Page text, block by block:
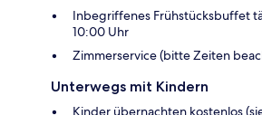
Inbegriffenes Frühstücksbuffet
10:00 Uhr
Zimmerservice (bitte Zeiten
Unterwegs mit Kindern
Kinder übernachten kostenlos